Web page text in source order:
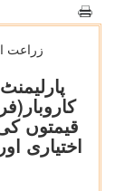
زراعت
قیمتوں
اختیاری